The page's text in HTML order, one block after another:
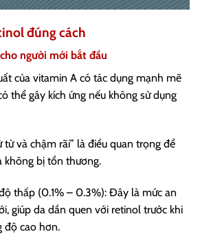
đúng cách
người mới bắt đầu
của vitamin A có tác dụng mạnh mẽ
thể gây kích ứng nếu không sử dụng
từ và chậm rãi” là điều quan trọng để
không bị tổn thương.
thấp (0.1% – 0.3%): Đây là mức an
giúp da dần quen với retinol trước khi
độ cao hơn.